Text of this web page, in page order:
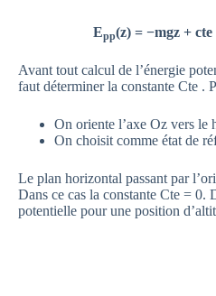
Epp(z) = −mgz + cte
Avant tout calcul de l’énergie
faut déterminer la constante Cte .
On oriente l’axe Oz vers le
On choisit comme état de
Le plan horizontal passant par
Dans ce cas la constante Cte = 0.
potentielle pour une position